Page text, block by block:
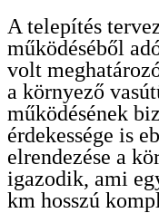
A telepítés
működéséből
volt
a környező
működésének
érdekessége is
elrendezése a
igazodik, ami
km hosszú